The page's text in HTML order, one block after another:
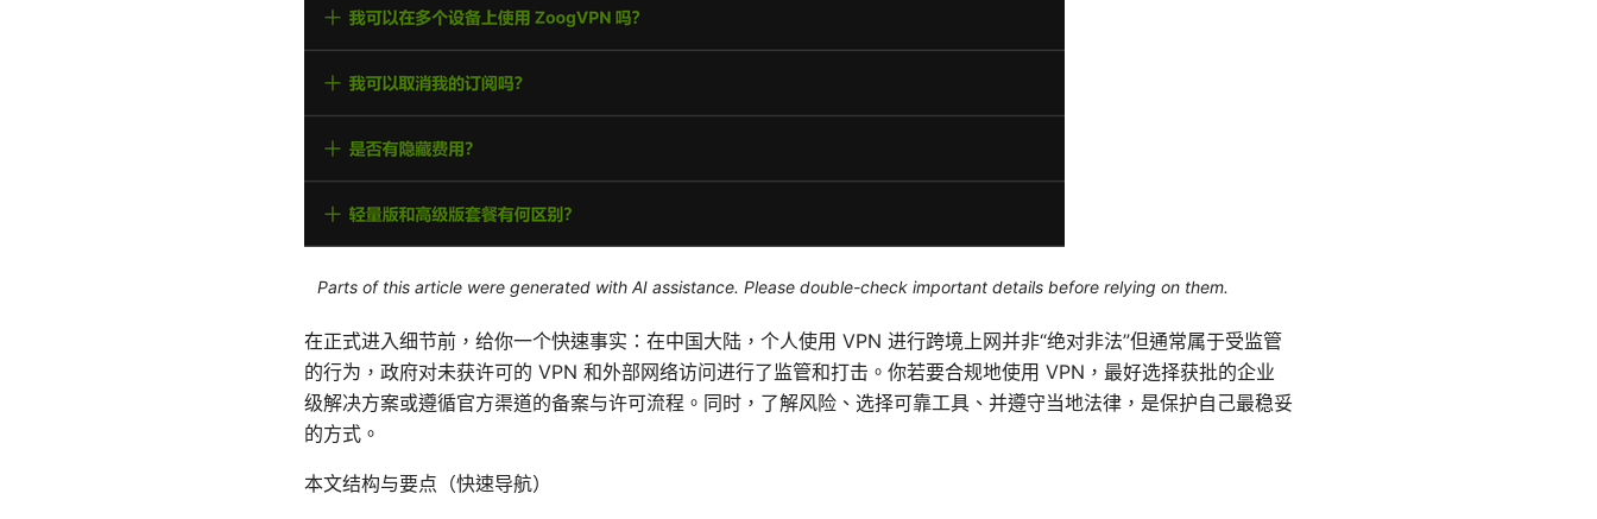
Parts of this article were generated with AI assistance. Please double-check important details before relying on them.
在正式进入细节前，给你一个快速事实：在中国大陆，个人使用 VPN 进行跨境上网并非“绝对非法”但通常属于受监管
的行为，政府对未获许可的 VPN 和外部网络访问进行了监管和打击。你若要合规地使用 VPN，最好选择获批的企业
级解决方案或遵循官方渠道的备案与许可流程。同时，了解风险、选择可靠工具、并遵守当地法律，是保护自己最稳妥
的方式。
本文结构与要点（快速导航）